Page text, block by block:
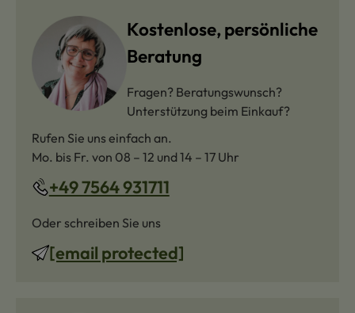
Kostenlose, persönliche
Beratung
Fragen? Beratungswunsch?
Unterstützung beim Einkauf?
Rufen Sie uns einfach an.
Mo. bis Fr. von 08 – 12 und 14 – 17 Uhr
+49 7564 931711
Oder schreiben Sie uns
[email protected]